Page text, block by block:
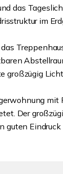
das
im
großzügig
mit
Der
guten